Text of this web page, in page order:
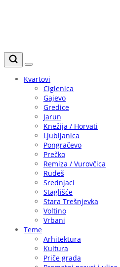
Kvartovi
Ciglenica
Gajevo
Gredice
Jarun
Knežija / Horvati
Ljubljanica
Pongračevo
Prečko
Remiza / Vurovčica
Rudeš
Srednjaci
Staglišće
Stara Trešnjevka
Voltino
Vrbani
Teme
Arhitektura
Kultura
Priče grada